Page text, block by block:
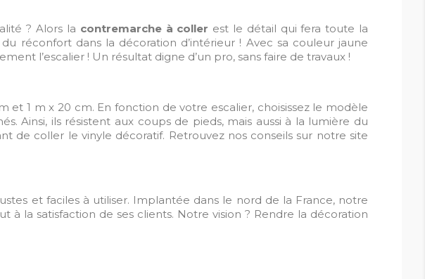
? Alors la contremarche à coller est le détail qui fera toute la
réconfort dans la décoration d’intérieur ! Avec sa couleur jaune
l’escalier ! Un résultat digne d’un pro, sans faire de travaux !
et 1 m x 20 cm. En fonction de votre escalier, choisissez le modèle
Ainsi, ils résistent aux coups de pieds, mais aussi à la lumière du
de coller le vinyle décoratif. Retrouvez nos conseils sur notre site
et faciles à utiliser. Implantée dans le nord de la France, notre
la satisfaction de ses clients. Notre vision ? Rendre la décoration